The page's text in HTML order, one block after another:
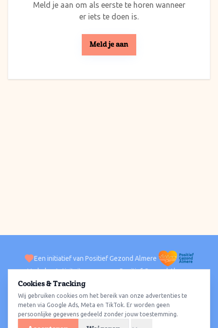
Meld je aan om als eerste te horen wanneer
er iets te doen is.
Meld je aan
Een initiatief van Positief Gezond Almere
VerhalenActiviteiten Positief Gezond Almere
ACTIVITEITEN PER WIJK
Alle wijkenAlmere HavenAlmere StadAlmere BuitenAlmere Poort
Almere HoutAlmere OosterwoldWat te doen
Cookies & Tracking
Wij gebruiken cookies om het bereik van onze advertenties te
meten via Google Ads, Meta en TikTok. Er worden geen
persoonlijke gegevens gedeeld zonder jouw toestemming.